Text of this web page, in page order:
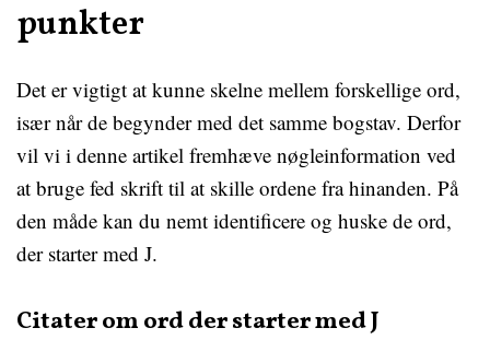
punkter
Det er vigtigt at kunne skelne mellem forskellige ord,
især når de begynder med det samme bogstav. Derfor
vil vi i denne artikel fremhæve nøgleinformation ved
at bruge fed skrift til at skille ordene fra hinanden. På
den måde kan du nemt identificere og huske de ord,
der starter med J.
Citater om ord der starter med J